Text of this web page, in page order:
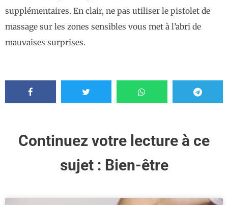
supplémentaires. En clair, ne pas utiliser le pistolet de
massage sur les zones sensibles vous met à l’abri de
mauvaises surprises.
Continuez votre lecture à ce
sujet : Bien-être